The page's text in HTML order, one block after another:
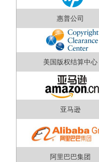
惠普公司
美国版权结算中心
亚马逊
阿里巴巴集团